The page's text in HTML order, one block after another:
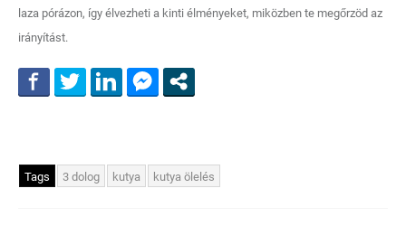
laza pórázon, így élvezheti a kinti élményeket, miközben te megőrzöd az
irányítást.
Tags 3 dolog kutya kutya ölelés